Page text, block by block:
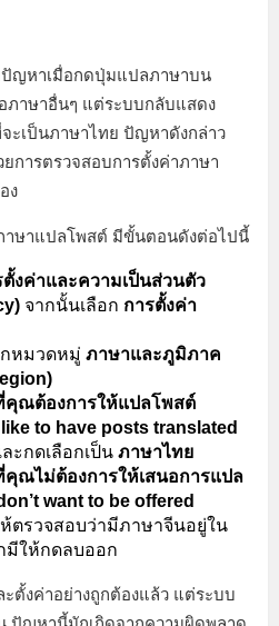
ญหาเมื่อกดปุ่มแปลภาษาบน
ภาษาอื่นๆ แต่ระบบกลับแสดง
ะเป็นภาษาไทย ปัญหาดังกล่าว
การตรวจสอบการตั้งค่าภาษา
ง
าษาแปลโพสต์ มีขั้นตอนดังต่อไปนี้
ตั้งค่าและความเป็นส่วนตัว
จากนั้นเลือก การตั้งค่า
กหมวดหมู่ ภาษาและภูมิภาค
คุณต้องการให้แปลโพสต์
to have posts translated
ะกดเลือกเป็น ภาษาไทย
ณไม่ต้องการให้เสนอการแปล
want to be offered
ตรวจสอบว่ามีภาษาจีนอยู่ใน
มีให้กดลบออก
ตั้งค่าอย่างถูกต้องแล้ว แต่ระบบ